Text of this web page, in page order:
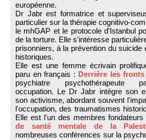
européenne.
Dr Jabr est formatrice et
particulier sur la thérapie cognitivo-
le mhGAP et le protocole d'Istanbul
de la torture. Elle s'intéresse
prisonniers, à la prévention du suicide
historiques.
Elle est une femme écrivain
paru en français : Derrière les fronts
psychiatre psychothérapeute
occupation. Le Dr Jabr intègre son
son activisme, abordant souvent
l'occupation, des traumatismes
Elle est l'un des membres fondateurs
de santé mentale de la
nombreuses conférences sur la